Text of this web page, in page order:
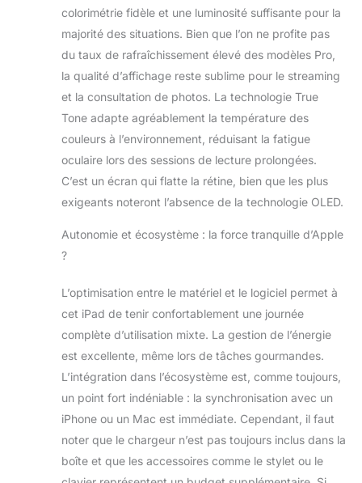
technologie True
tonalité générale
de l’écran en
fonction de
l’ambiance
lumineuse de la
pièce, pour un
meilleur confort
visuel, quel que
soit l’éclairage.
IPADOS + APPS –
l’iPad un outil plus
iPadOS, exécutez
plusieurs apps à la
fois, utilisez l’Apple
Pencil pour écrire
dans n’importe
quelle zone de
texte avec
Griffonner,
retouchez vos
photos et
partagez-les*.
colorimétrie fidèle et une luminosité suffisante pour la
majorité des situations. Bien que l’on ne profite pas
du taux de rafraîchissement élevé des modèles Pro,
la qualité d’affichage reste sublime pour le streaming
et la consultation de photos. La technologie True
Tone adapte agréablement la température des
couleurs à l’environnement, réduisant la fatigue
oculaire lors des sessions de lecture prolongées.
C’est un écran qui flatte la rétine, bien que les plus
exigeants noteront l’absence de la technologie OLED.
Autonomie et écosystème : la force tranquille d’Apple
?
L’optimisation entre le matériel et le logiciel permet à
cet iPad de tenir confortablement une journée
complète d’utilisation mixte. La gestion de l’énergie
est excellente, même lors de tâches gourmandes.
L’intégration dans l’écosystème est, comme toujours,
un point fort indéniable : la synchronisation avec un
iPhone ou un Mac est immédiate. Cependant, il faut
noter que le chargeur n’est pas toujours inclus dans la
boîte et que les accessoires comme le stylet ou le